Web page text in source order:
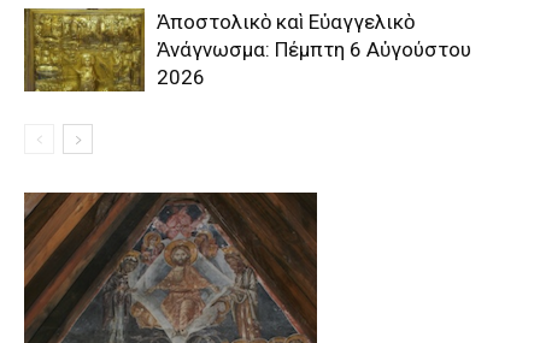
Ἀποστολικὸ καὶ Εὐαγγελικὸ
Ἀνάγνωσμα: Πέμπτη 6 Αὐγούστου
2026